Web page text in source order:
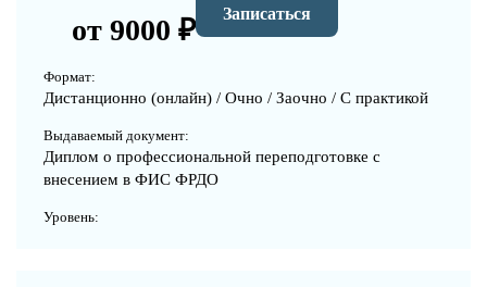
от 9000 ₽ Записаться
Формат:
Дистанционно (онлайн) / Очно / Заочно / С практикой
Выдаваемый документ:
Диплом о профессиональной переподготовке с
внесением в ФИС ФРДО
Уровень: